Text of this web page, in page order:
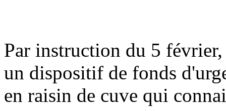
Par instruction du 5
un dispositif de fonds
en raisin de cuve qui